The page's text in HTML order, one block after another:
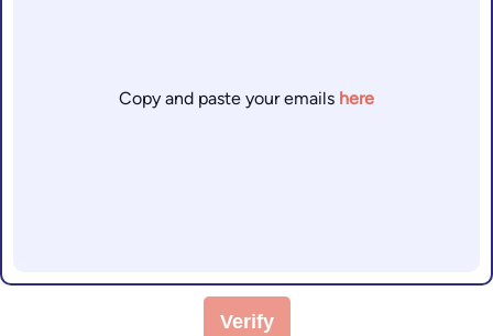
Copy and paste your emails here
Verify